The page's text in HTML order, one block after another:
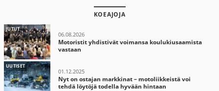
KOEAJOJA
JUTUT
06.08.2026
Motoristit yhdistivät voimansa koulukiusaamista
vastaan
UUTISET
01.12.2025
Nyt on ostajan markkinat – motoliikkeistä voi
tehdä löytöjä todella hyvään hintaan